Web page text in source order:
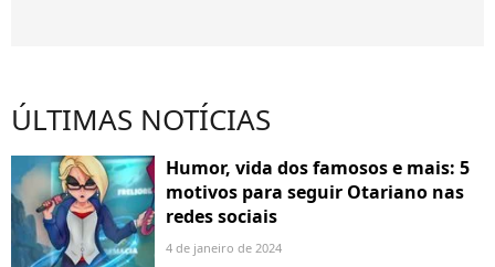
ÚLTIMAS NOTÍCIAS
Humor, vida dos famosos e mais: 5
motivos para seguir Otariano nas
redes sociais
4 de janeiro de 2024